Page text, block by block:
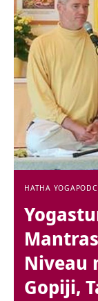
HATHA YOGA
Niveau
Gopiji,